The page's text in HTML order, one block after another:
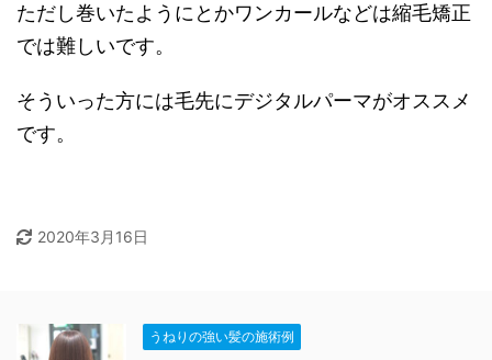
ただし巻いたようにとかワンカールなどは縮毛矯正
では難しいです。
そういった方には毛先にデジタルパーマがオススメ
です。
2020年3月16日
うねりの強い髪の施術例